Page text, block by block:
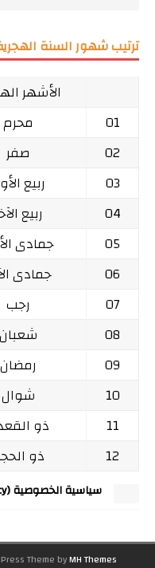
ترتيب شهور السنة
الأشهر
01
محرم
02
صفر
03
ربيع
04
ربيع
05
جمادى
06
جمادى
07
رجب
08
شعبان
09
رمضان
10
شوال
11
ذو
12
ذو
سياسية الخصوصية (Privacy policy)
Theme byMH Themes